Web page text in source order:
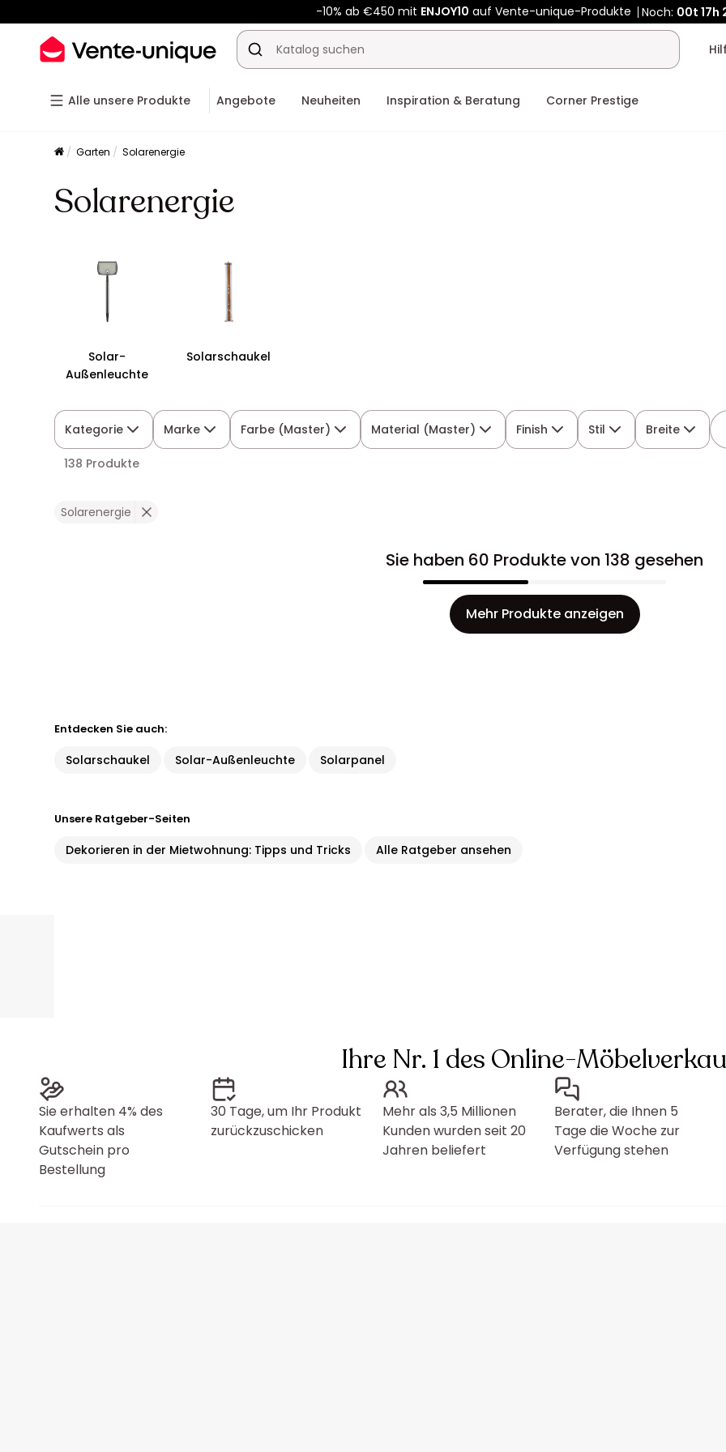
Kauf-unique wird zu Vente-unique - Gleicher Shop, neuer
-10% ab €450 mitENJOY10auf Vente-unique-Produkte Noch:00t
Alle unsere Produkte Angebote Neuheiten Inspiration & Beratung Corner Prestige
Garten Solarenergie
Solarenergie
Solar-
Außenleuchte
Solarschaukel
Kategorie Marke Farbe (Master) Material (Master) Finish Stil Breite
138 Produkte
Solarenergie
Sie haben 60 Produkte von 138 gesehen
Mehr Produkte anzeigen
Entdecken Sie auch:
Solarschaukel Solar-Außenleuchte Solarpanel
Unsere Ratgeber-Seiten
Dekorieren in der Mietwohnung: Tipps und Tricks Alle Ratgeber ansehen
Ihre Nr. 1 des Online-
Sie erhalten 4% des
Kaufwerts als
Gutschein pro
Bestellung
30 Tage, um Ihr Produkt
zurückzuschicken
Mehr als 3,5 Millionen
Kunden wurden seit 20
Jahren beliefert
Berater, die Ihnen 5
Tage die Woche zur
Verfügung stehen